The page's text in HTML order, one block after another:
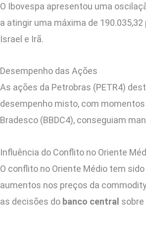
O Ibovespa apresentou uma
a atingir uma máxima de
Israel e Irã.
Desempenho das Ações
As ações da Petrobras (PETR4)
desempenho misto, com
Bradesco (BBDC4), conseguiam
Influência do Conflito no Oriente
O conflito no Oriente Médio tem
aumentos nos preços da
as decisões do banco central